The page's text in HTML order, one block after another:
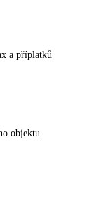
a příplatků
objektu